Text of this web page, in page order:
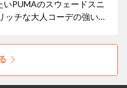
PUMAのスウェードスニ
ッチな大人コーデの強い味